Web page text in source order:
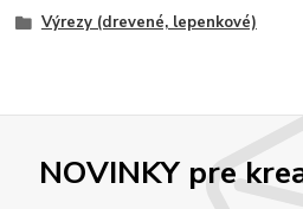
Výrezy (drevené, lepenkové)
NOVINKY pre